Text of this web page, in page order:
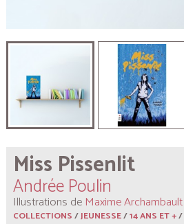
Miss Pissenlit
Andrée Poulin
Illustrations de Maxime Archambault
COLLECTIONS/JEUNESSE/14 ANS ET +/